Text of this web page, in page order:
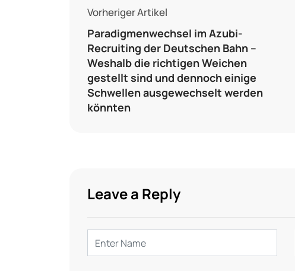
Vorheriger Artikel
Paradigmenwechsel im Azubi-
Recruiting der Deutschen Bahn –
Weshalb die richtigen Weichen
gestellt sind und dennoch einige
Schwellen ausgewechselt werden
könnten
Leave a Reply